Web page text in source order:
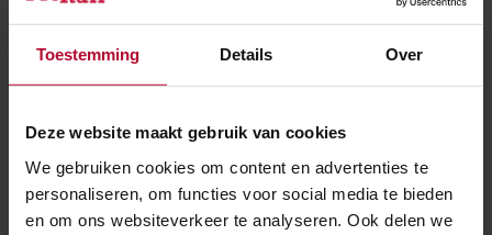
Toestemming Details Over
Deze website maakt gebruik van cookies
We gebruiken cookies om content en advertenties te
personaliseren, om functies voor social media te bieden
en om ons websiteverkeer te analyseren. Ook delen we
Meer over:
Trillingen Onderzoek
Meer nieuws